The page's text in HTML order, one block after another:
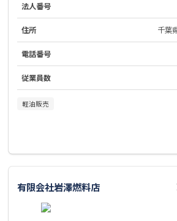
法人番号
住所 千葉
電話番号
従業員数
軽油販売
有限会社岩澤燃料店